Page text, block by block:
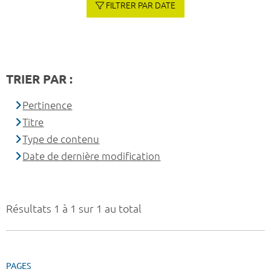
Résultats 1 à 1 sur 1 au total
PAGES
FILTRER PAR DATE
TRIER PAR :
Pertinence
Titre
Type de contenu
Date de dernière modification